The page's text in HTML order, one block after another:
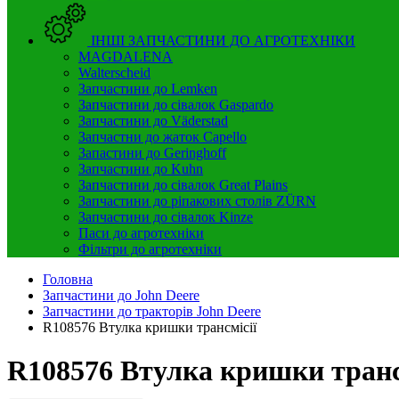
ІНШІ ЗАПЧАСТИНИ ДО АГРОТЕХНІКИ
MAGDALENA
Walterscheid
Запчастини до Lemken
Запчастини до сівалок Gaspardo
Запчастини до Väderstad
Запчастни до жаток Capello
Запастини до Geringhoff
Запчастини до Kuhn
Запчастини до сівалок Great Plains
Запчастини до ріпакових столів ZÜRN
Запчастини до сівалок Kinze
Паси до агротехніки
Фільтри до агротехніки
Головна
Запчастини до John Deere
Запчастини до тракторів John Deere
R108576 Втулка кришки трансмісії
R108576 Втулка кришки